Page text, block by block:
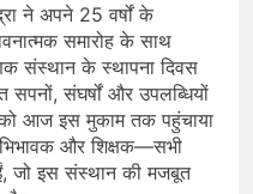
ने अपने 25 वर्षों के
समारोह के साथ
संस्थान के स्थापना दिवस
संघर्षों और उपलब्धियों
को आज इस मुकाम तक पहुंचाया
और शिक्षक—सभी
जो इस संस्थान की मजबूत